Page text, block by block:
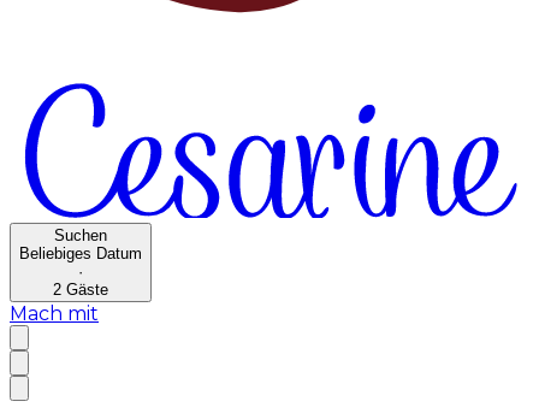
Suchen
Beliebiges Datum
·
2 Gäste
Mach mit